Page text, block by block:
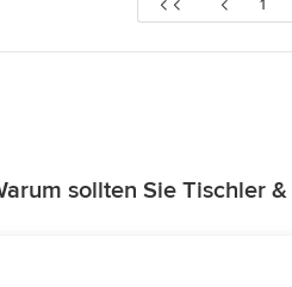
1
sollten Sie Tischler